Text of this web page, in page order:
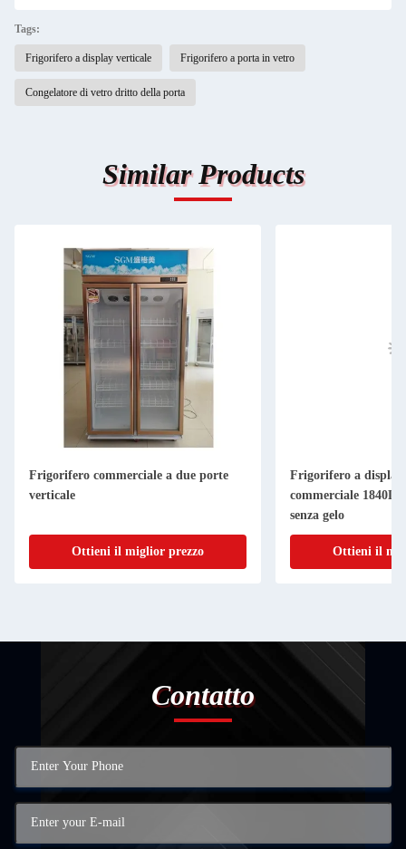
Tags:
Frigorifero a display verticale Frigorifero a porta in vetro
Congelatore di vetro dritto della porta
Similar Products
Frigorifero commerciale a due porte
verticale
Ottieni il miglior prezzo
Frigorifero a display
commerciale 1840L
senza gelo
Ottieni il
Contatto